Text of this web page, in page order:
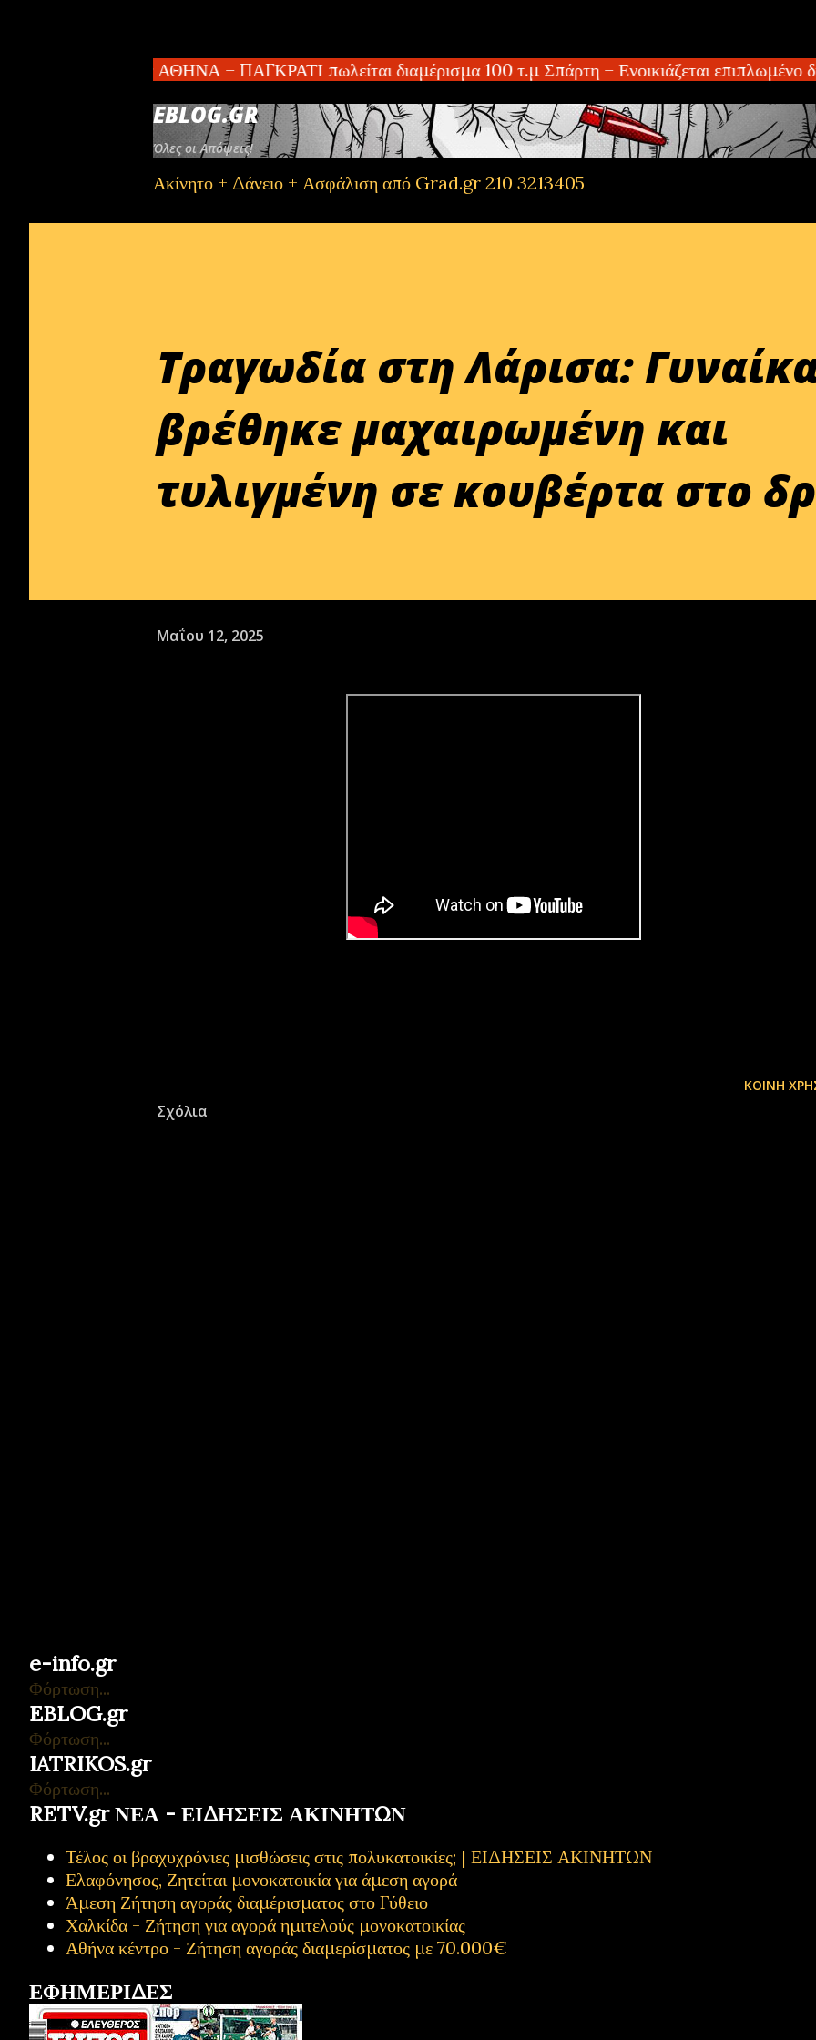
κατοικιών ΑΘΗΝΑ – ΠΑΓΚΡΑΤΙ πωλείται διαμέρισμα 100 τ.μ Σπάρτη – Ενοικιάζεται επιπλωμένο
EBLOG.GR
Όλες οι Απόψεις!
Ακίνητο + Δάνειο + Ασφάλιση από Grad.gr 210 3213405
Τραγωδία στη Λάρισα:
βρέθηκε μαχαιρωμένη και
τυλιγμένη σε κουβέρτα στο
Μαΐου 12, 2025
ΚΟΙΝΉ
Σχόλια
e-info.gr
Φόρτωση...
EBLOG.gr
Φόρτωση...
IATRIKOS.gr
Φόρτωση...
RETV.gr ΝΕΑ - ΕΙΔΗΣΕΙΣ ΑΚΙΝΗΤΩΝ
Τέλος οι βραχυχρόνιες μισθώσεις στις πολυκατοικίες; | ΕΙΔΗΣΕΙΣ ΑΚΙΝΗΤΩΝ
Ελαφόνησος, Ζητείται μονοκατοικία για άμεση αγορά
Άμεση Ζήτηση αγοράς διαμέρισματος στο Γύθειο
Χαλκίδα - Ζήτηση για αγορά ημιτελούς μονοκατοικίας
Αθήνα κέντρο - Ζήτηση αγοράς διαμερίσματος με 70.000€
ΕΦΗΜΕΡΙΔΕΣ